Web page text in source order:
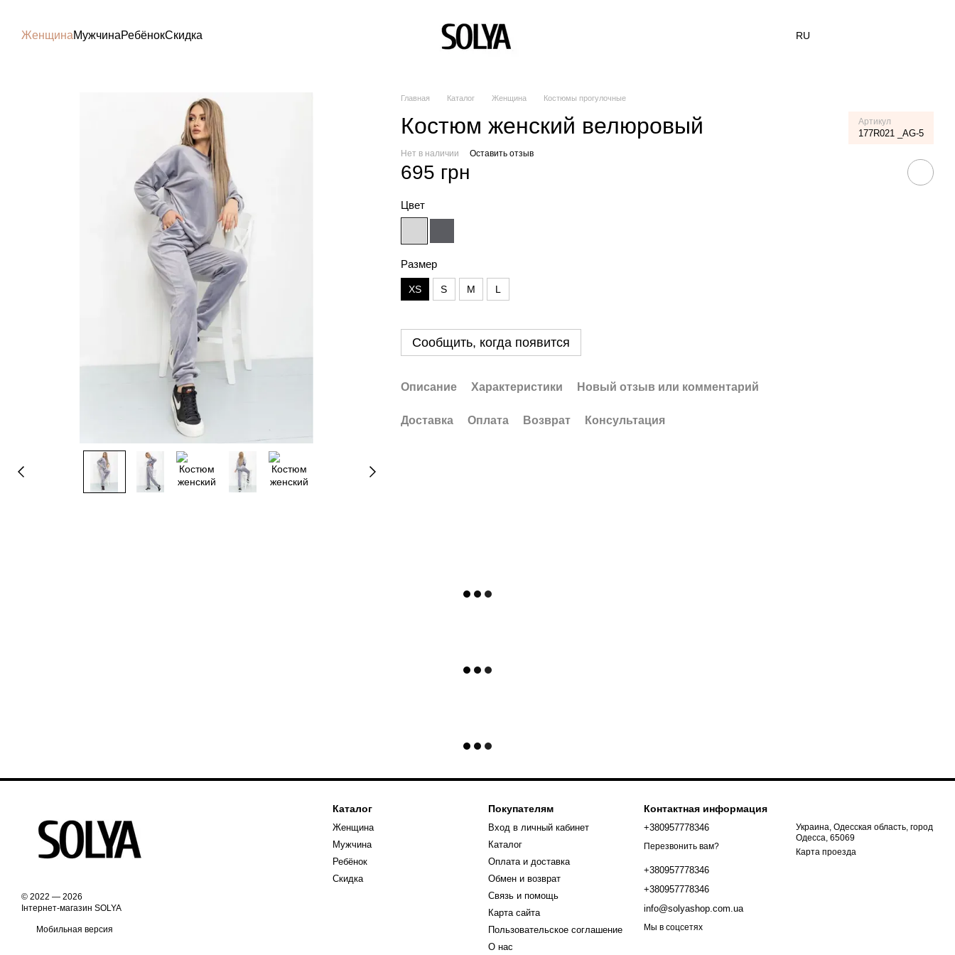
ЖенщинаМужчинаРебёнокСкидка RU
Главная Каталог Женщина Костюмы прогулочные
Костюм женский велюровый Артикул
177R021 _AG-5
Нет в наличии Оставить отзыв
695 грн
Цвет
Размер
XS S M L
Сообщить, когда появится
Описание Характеристики Новый отзыв или комментарий
Доставка Оплата Возврат Консультация
© 2022 — 2026
Інтернет-магазин SOLYA
Мобильная версия
Каталог
Женщина
Мужчина
Ребёнок
Скидка
Покупателям
Вход в личный кабинет
Каталог
Оплата и доставка
Обмен и возврат
Связь и помощь
Карта сайта
Пользовательское соглашение
О нас
Контактная информация
+380957778346
Перезвонить вам?
+380957778346
+380957778346
info@solyashop.com.ua
Украина, Одесская область, город
Одесса, 65069
Карта проезда
Мы в соцсетях